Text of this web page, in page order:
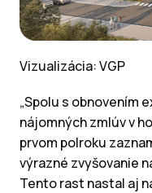
Vizualizácia: VGP
„Spolu s obnovením
nájomných zmlúv v
prvom polroku
výrazné zvyšovanie
Tento rast nastal aj